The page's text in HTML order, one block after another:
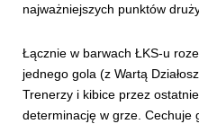
najważniejszych punktów
Łącznie w barwach ŁKS-u
jednego gola (z Wartą
Trenerzy i kibice przez
determinację w grze. Cechuje